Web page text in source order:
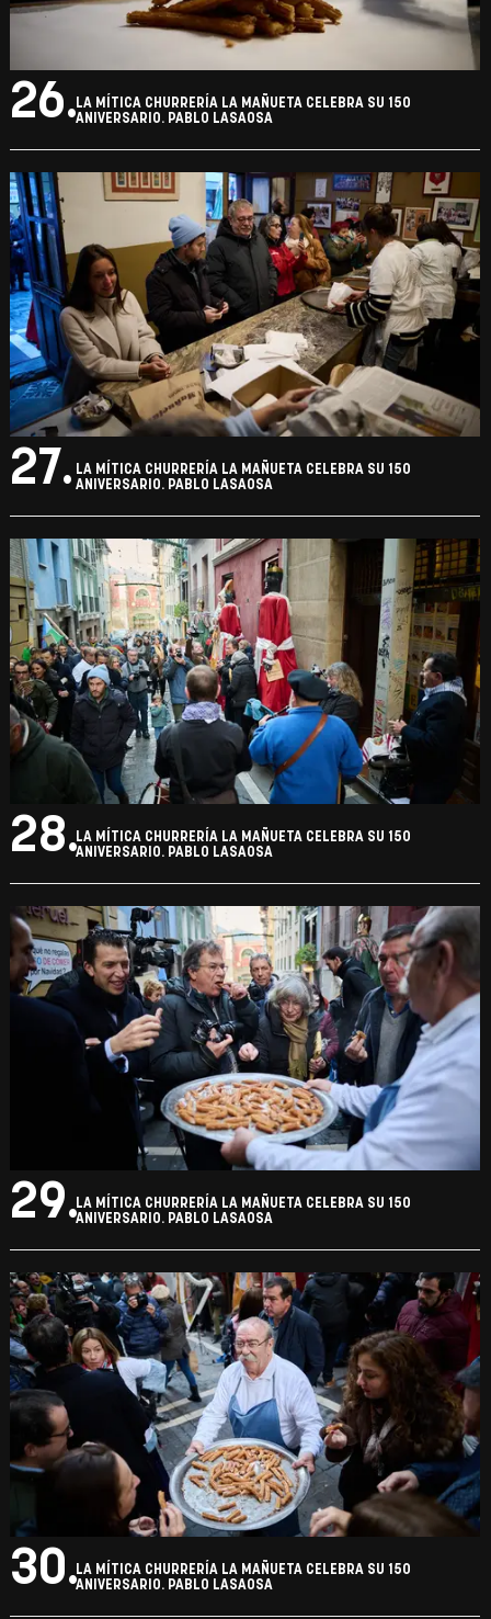
26.LA MÍTICA CHURRERÍA LA MAÑUETA CELEBRA SU 150
ANIVERSARIO. PABLO LASAOSA
27. LA MÍTICA CHURRERÍA LA MAÑUETA CELEBRA SU 150
ANIVERSARIO. PABLO LASAOSA
28.LA MÍTICA CHURRERÍA LA MAÑUETA CELEBRA SU 150
ANIVERSARIO. PABLO LASAOSA
29.LA MÍTICA CHURRERÍA LA MAÑUETA CELEBRA SU 150
ANIVERSARIO. PABLO LASAOSA
30.LA MÍTICA CHURRERÍA LA MAÑUETA CELEBRA SU 150
ANIVERSARIO. PABLO LASAOSA